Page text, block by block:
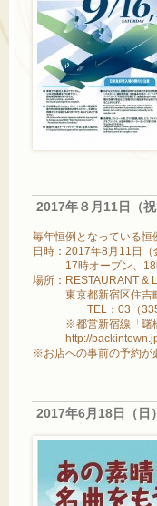
2017年８月11日（
毎年恒例となっている恒
日時：2017年8月11日（
17時オープン、18
場所：RESTAURANT &
東京都新宿区住吉
TEL：03（3353
※都営新宿線「曙橋
http://
※お店への事前の予約が
2017年6月18日（